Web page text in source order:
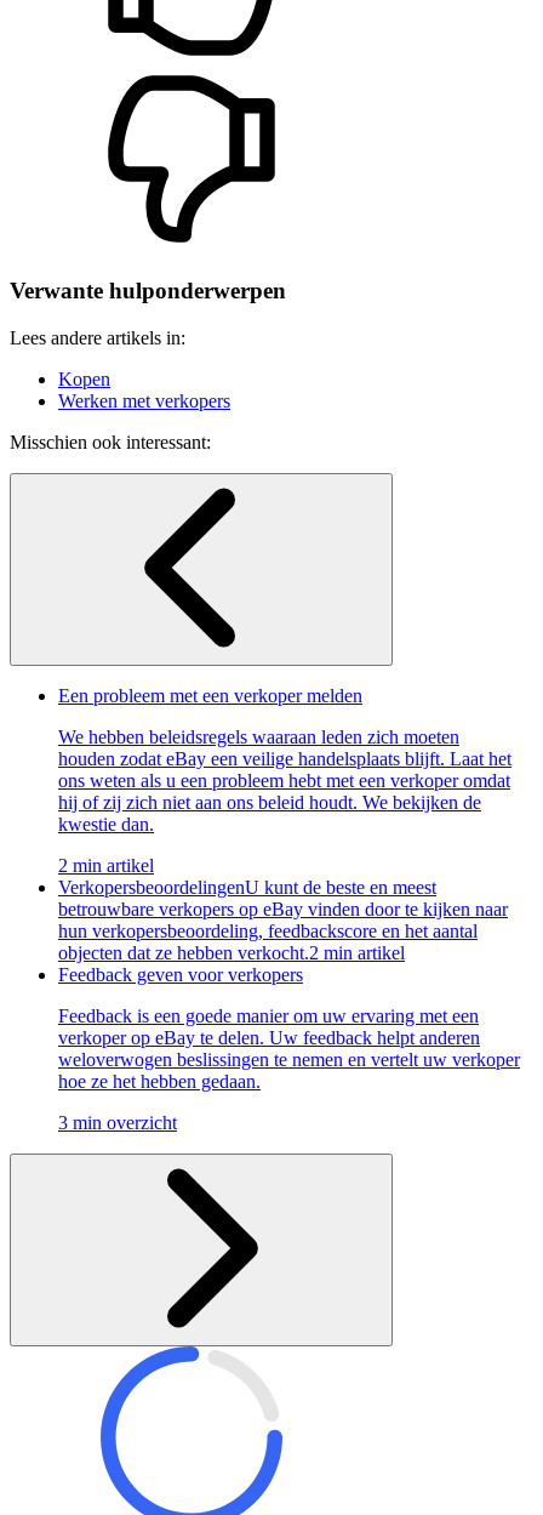
Verwante hulponderwerpen
Lees andere artikels in:
Kopen
Werken met verkopers
Misschien ook interessant:
Een probleem met een verkoper melden
We hebben beleidsregels waaraan leden zich moeten
houden zodat eBay een veilige handelsplaats blijft. Laat het
ons weten als u een probleem hebt met een verkoper omdat
hij of zij zich niet aan ons beleid houdt. We bekijken de
kwestie dan.
2 min artikel
VerkopersbeoordelingenU kunt de beste en meest
betrouwbare verkopers op eBay vinden door te kijken naar
hun verkopersbeoordeling, feedbackscore en het aantal
objecten dat ze hebben verkocht.2 min artikel
Feedback geven voor verkopers
Feedback is een goede manier om uw ervaring met een
verkoper op eBay te delen. Uw feedback helpt anderen
weloverwogen beslissingen te nemen en vertelt uw verkoper
hoe ze het hebben gedaan.
3 min overzicht